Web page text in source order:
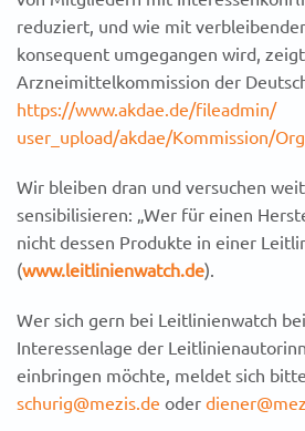
reduziert, und wie mit
konsequent umgegangen wird,
Arzneimittelkommission der
https://www.akdae.de/fileadmin/
user_upload/akdae/Kommission/
Wir bleiben dran und versuchen
sensibilisieren: „Wer für einen
nicht dessen Produkte in einer
(www.leitlinienwatch.de).
Wer sich gern bei Leitlinienwatch
Interessenlage der
einbringen möchte, meldet sich
schurig@mezis.de oder